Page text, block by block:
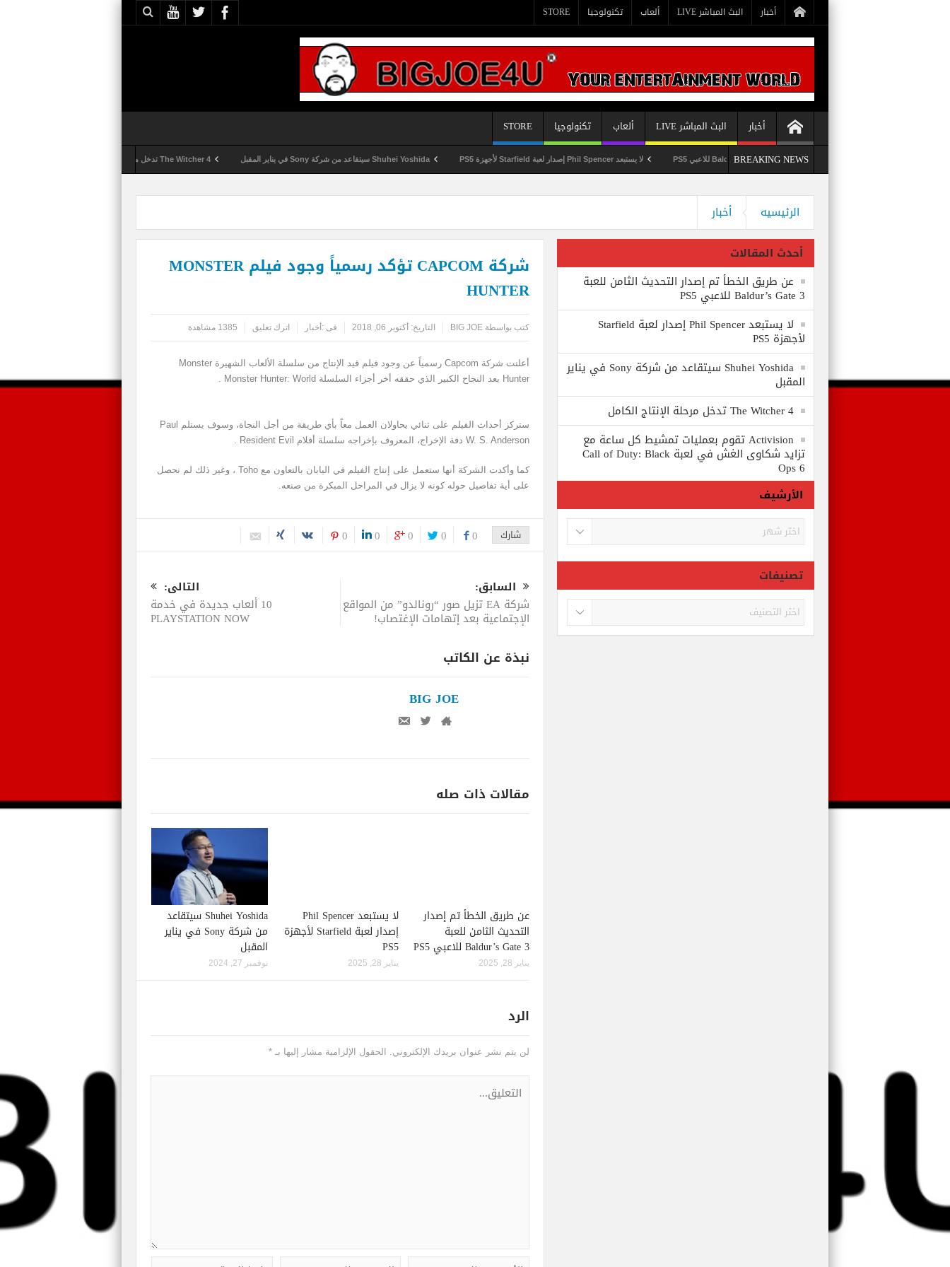
أخبار البث المباشر LIVE ألعاب تكنولوجيا STORE
أخبار البث المباشر LIVE ألعاب تكنولوجيا
STORE
BREAKING NEWSعن طريق الخطأ تم إصدار التحديث الثامن للعبة Baldur’s Gate 3 للاعبي PS5 لا يستبعد Phil Spencer إصدار لعبة Starfield لأجهزة PS5 Shuhei Yoshida سيتقاعد من شركة Sony في يناير المقبل The Witcher 4 تدخل مرحلة الإنتاج الكامل
الرئيسيه أخبار
شركة CAPCOM تؤكد رسمياً وجود فيلم MONSTER
HUNTER
كتب بواسطة BIG JOE التاريخ: أكتوبر 06, 2018 فى : أخبار اترك تعليق 1385 مشاهدة
أعلنت شركة Capcom رسمياً عن وجود فيلم قيد الإنتاج من سلسلة الألعاب الشهيرة Monster
Hunter بعد النجاح الكبير الذي حققه أخر أجزاء السلسلة Monster Hunter: World .
ستركز أحداث الفيلم على ثنائي يحاولان العمل معاً بأي طريقة من أجل النجاة، وسوف يستلم Paul
W. S. Anderson دفة الإخراج، المعروف بإخراجه سلسلة أفلام Resident Evil .
كما وأكدت الشركة أنها ستعمل على إنتاج الفيلم في اليابان بالتعاون مع Toho ، وغير ذلك لم نحصل
على أية تفاصيل حوله كونه لا يزال في المراحل المبكرة من صنعه.
شارك 0
0
0
0
0
السابق:
شركة EA تزيل صور “رونالدو” من المواقع
الإجتماعية بعد إتهامات الإغتصاب!
التالى:
10 ألعاب جديدة في خدمة
PLAYSTATION NOW
نبذة عن الكاتب
BIG JOE
مقالات ذات صله
عن طريق الخطأ تم إصدار
التحديث الثامن للعبة
Baldur’s Gate 3 للاعبي PS5
يناير 28, 2025
لا يستبعد Phil Spencer
إصدار لعبة Starfield لأجهزة
PS5
يناير 28, 2025
Shuhei Yoshida سيتقاعد
من شركة Sony في يناير
المقبل
نوفمبر 27, 2024
الرد
لن يتم نشر عنوان بريدك الإلكتروني. الحقول الإلزامية مشار إليها بـ *
أحدث المقالات
عن طريق الخطأ تم إصدار التحديث الثامن للعبة
Baldur’s Gate 3 للاعبي PS5
لا يستبعد Phil Spencer إصدار لعبة Starfield
لأجهزة PS5
Shuhei Yoshida سيتقاعد من شركة Sony في يناير
المقبل
The Witcher 4 تدخل مرحلة الإنتاج الكامل
Activision تقوم بعمليات تمشيط كل ساعة مع
تزايد شكاوى الغش في لعبة Call of Duty: Black
Ops 6
الأرشيف
الأرشيف
تصنيفات
تصنيفات